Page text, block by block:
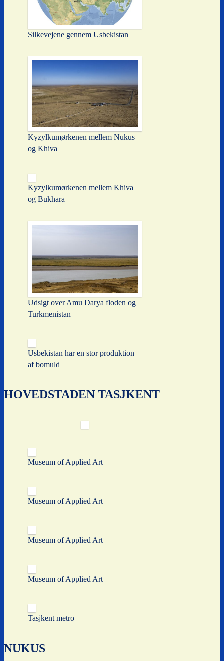
Silkevejene gennem Usbekistan
Kyzylkumørkenen mellem Nukus
og Khiva
Kyzylkumørkenen mellem Khiva
og Bukhara
Udsigt over Amu Darya floden og
Turkmenistan
Usbekistan har en stor produktion
af bomuld
HOVEDSTADEN TASJKENT
Museum of Applied Art
Museum of Applied Art
Museum of Applied Art
Museum of Applied Art
Tasjkent metro
NUKUS